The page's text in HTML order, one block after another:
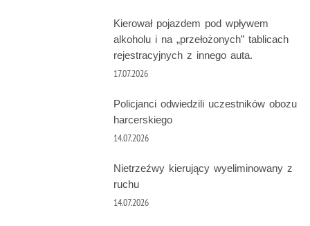
Kierował pojazdem pod wpływem
alkoholu i na „przełożonych” tablicach
rejestracyjnych z innego auta.
17.07.2026
Policjanci odwiedzili uczestników obozu
harcerskiego
14.07.2026
Nietrzeźwy kierujący wyeliminowany z
ruchu
14.07.2026